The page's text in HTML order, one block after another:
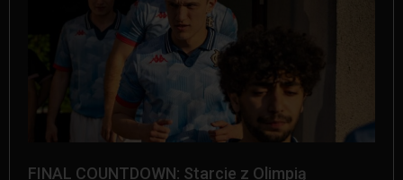
FINAL COUNTDOWN: Starcie z Olimpią